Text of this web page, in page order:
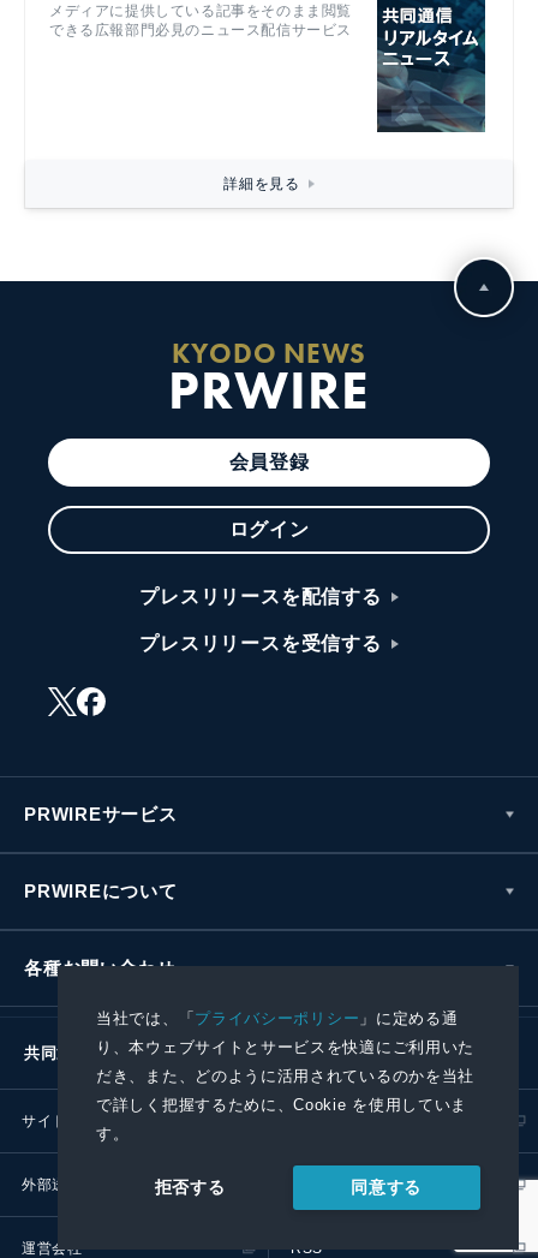
当社では、「プライバシーポリシー 」に定める通
り、本ウェブサイトとサービスを快適にご利用いた
だき、また、どのように活用されているのかを当社
で詳しく把握するために、Cookie を使用していま
す。
拒否する 同意する
メディアに提供している記事をそのまま閲覧
できる広報部門必見のニュース配信サービス
詳細を見る
KYODO NEWS
PRWIRE
会員登録
ログイン
プレスリリースを配信する
プレスリリースを受信する
PRWIREサービス
PRWIREについて
各種お問い合わせ
共同通信社グループ
サイトポリシー
外部送信ポリシー プレスリリース取扱基準
運営会社 RSS